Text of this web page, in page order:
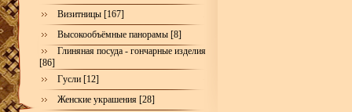
Визитницы [167]
Высокообъёмные панорамы [8]
Глиняная посуда - гончарные изделия
[86]
Гусли [12]
Женские украшения [28]